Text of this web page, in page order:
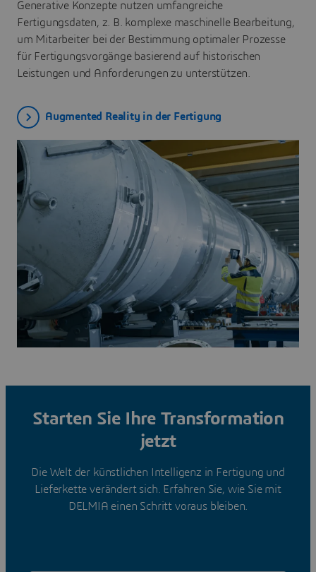
Generative Konzepte nutzen umfangreiche
Fertigungsdaten, z. B. komplexe maschinelle Bearbeitung,
um Mitarbeiter bei der Bestimmung optimaler Prozesse
für Fertigungsvorgänge basierend auf historischen
Leistungen und Anforderungen zu unterstützen.
Augmented Reality in der Fertigung
Starten Sie Ihre Transformation
jetzt
Die Welt der künstlichen Intelligenz in Fertigung und
Lieferkette verändert sich. Erfahren Sie, wie Sie mit
DELMIA einen Schritt voraus bleiben.